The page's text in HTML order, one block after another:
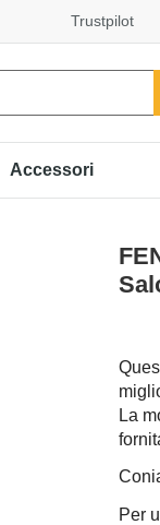
Trustpilot
Accessori
La
Per